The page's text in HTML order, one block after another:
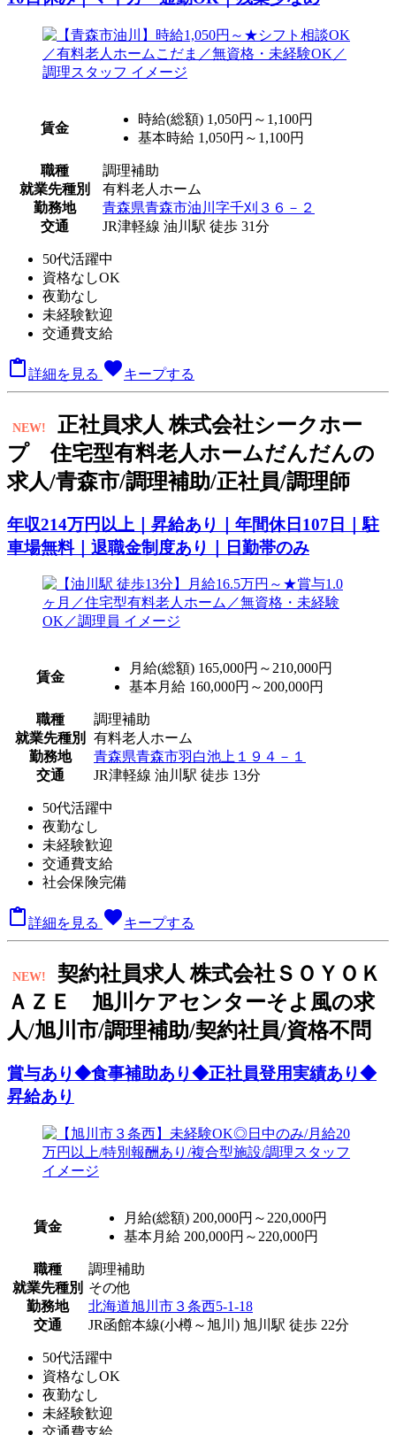
賃金
時給(総額) 1,050円～1,100円
基本時給 1,050円～1,100円
職種
調理補助
就業先種別
有料老人ホーム
勤務地
青森県青森市油川字千刈３６－２
交通
JR津軽線 油川駅 徒歩 31分
50代活躍中
資格なしOK
夜勤なし
未経験歓迎
交通費支給
詳細を見る favoriteキープする
NEW! 正社員求人 株式会社シークホー
プ 住宅型有料老人ホームだんだんの
求人/青森市/調理補助/正社員/調理師
年収214万円以上｜昇給あり｜年間休日107日｜駐
車場無料｜退職金制度あり｜日勤帯のみ
賃金
月給(総額) 165,000円～210,000円
基本月給 160,000円～200,000円
職種
調理補助
就業先種別
有料老人ホーム
勤務地
青森県青森市羽白池上１９４－１
交通
JR津軽線 油川駅 徒歩 13分
50代活躍中
夜勤なし
未経験歓迎
交通費支給
社会保険完備
 詳細を見る favoriteキープする
NEW! 契約社員求人 株式会社ＳＯＹＯＫ
ＡＺＥ 旭川ケアセンターそよ風の求
人/旭川市/調理補助/契約社員/資格不問
賞与あり◆食事補助あり◆正社員登用実績あり◆
昇給あり
賃金
月給(総額) 200,000円～220,000円
基本月給 200,000円～220,000円
職種
調理補助
就業先種別 その他
勤務地
北海道旭川市３条西5-1-18
交通
JR函館本線(小樽～旭川) 旭川駅 徒歩 22分
50代活躍中
資格なしOK
夜勤なし
未経験歓迎
交通費支給